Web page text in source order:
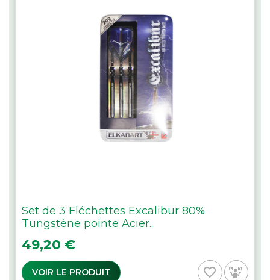
Set de 3 Fléchettes Excalibur 80%
Tungstène pointe Acier...
Prix
49,20 €
VOIR LE PRODUIT favorite_border